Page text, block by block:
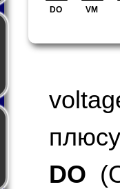
DO
VM
DO